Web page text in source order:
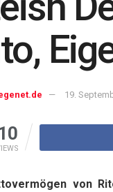
19.
von